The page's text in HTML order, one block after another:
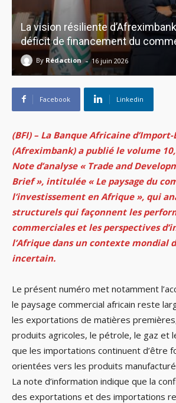
La vision résiliente
déficit de financement du
By Rédaction - 16 juin 2026
Facebook Linkedin
(BFI) – La Banque Africaine
(Afreximbank) a publié le volume
Note d’analyse « Trade and
Brief », intitulée « Le paysage du
l’investissement en Afrique », qui
structurels qui façonnent les
commerciales et les perspectives
l’Afrique dans un contexte mondial
incertain.
Le présent numéro met notamment
le paysage commercial africain reste
les exportations de matières
produits agricoles, le pétrole, le gaz et
que les importations continuent d’être
orientées vers les produits
La note d’information indique que la
des exportations et des importations